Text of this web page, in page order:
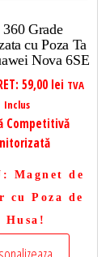
360 Grade
cu Poza Ta
Nova 6SE
59,00 lei TVA
Inclus
Competitivă
: Magnet de
cu Poza de
Husa!